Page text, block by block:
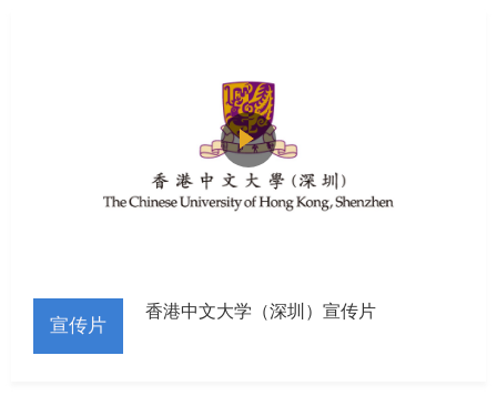
宣传片
香港中文大学（深圳）宣传片